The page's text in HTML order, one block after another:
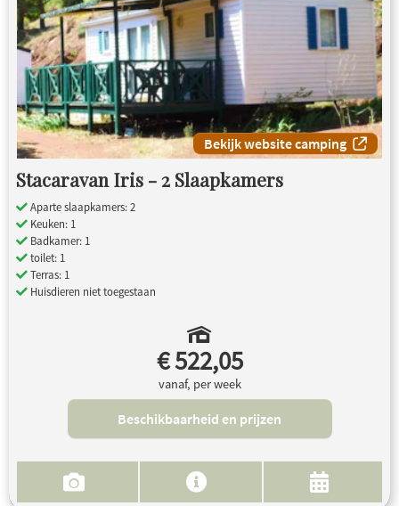
Bekijk website camping
Stacaravan Iris - 2 Slaapkamers
Aparte slaapkamers: 2
Keuken: 1
Badkamer: 1
toilet: 1
Terras: 1
Huisdieren niet toegestaan
€ 522,05
vanaf, per week
Beschikbaarheid en prijzen